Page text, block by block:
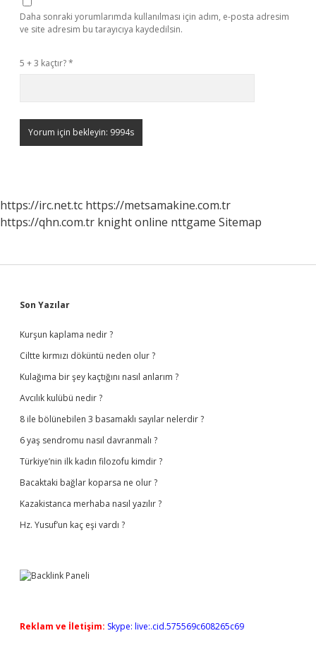
Daha sonraki yorumlarımda kullanılması için adım, e-posta adresim
ve site adresim bu tarayıcıya kaydedilsin.
5 + 3 kaçtır?*
https://irc.net.tc https://metsamakine.com.tr
https://qhn.com.tr knight online nttgame Sitemap
Sidebar
Son Yazılar
Kurşun kaplama nedir ?
Ciltte kırmızı döküntü neden olur ?
Kulağıma bir şey kaçtığını nasıl anlarım ?
Avcılık kulübü nedir ?
8 ile bölünebilen 3 basamaklı sayılar nelerdir ?
6 yaş sendromu nasıl davranmalı ?
Türkiye’nin ilk kadın filozofu kimdir ?
Bacaktaki bağlar koparsa ne olur ?
Kazakistanca merhaba nasıl yazılır ?
Hz. Yusuf’un kaç eşi vardı ?
Reklam ve İletişim: Skype: live:.cid.575569c608265c69